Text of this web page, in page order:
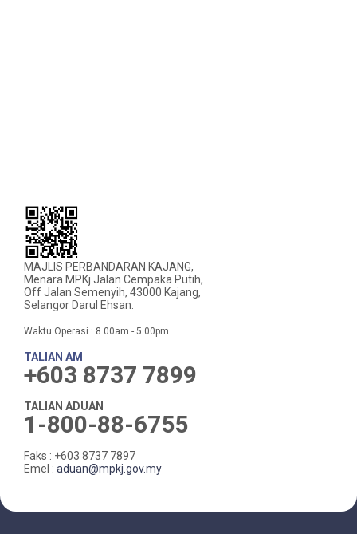
MAJLIS PERBANDARAN KAJANG,
Menara MPKj Jalan Cempaka Putih,
Off Jalan Semenyih, 43000 Kajang,
Selangor Darul Ehsan.
Waktu Operasi : 8.00am - 5.00pm
TALIAN AM
+603 8737 7899
TALIAN ADUAN
1-800-88-6755
Faks : +603 8737 7897
Emel : aduan@mpkj.gov.my